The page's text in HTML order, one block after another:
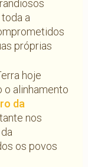
a
próprias
hoje
o alinhamento
da
nos
os povos